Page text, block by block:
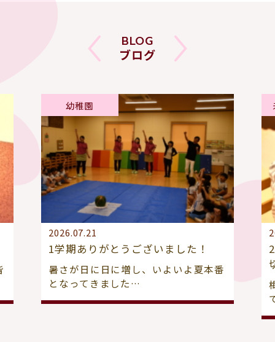
BLOG
ブログ
2026.07.21
1学期ありがとうございました！
暑さが日に日に増し、いよいよ夏本番
となってきました…
幼稚園